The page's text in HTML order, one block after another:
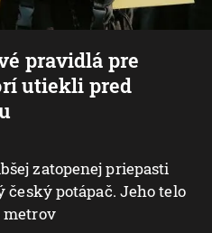
pravidlá pre
utiekli pred
zatopenej priepasti
český potápač. Jeho telo